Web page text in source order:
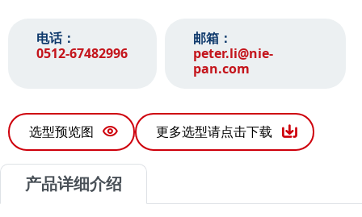
电话：
0512-67482996‬
邮箱：
peter.li@nie-
pan.com
选型预览图 更多选型请点击下载
产品详细介绍